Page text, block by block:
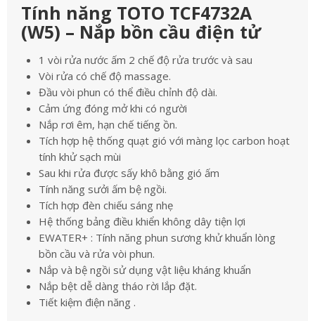
Tính năng TOTO TCF4732A
(W5) – Nắp bồn cầu điện tử
1 vòi rửa nước ấm 2 chế độ rửa trước và sau
Vòi rửa có chế độ massage.
Đầu vòi phun có thể điều chỉnh độ dài.
Cảm ứng đóng mở khi có người
Nắp rơi êm, hạn chế tiếng ồn.
Tích hợp hệ thống quạt gió với màng lọc carbon hoạt
tính khử sạch mùi
Sau khi rửa được sấy khô bằng gió ấm
Tính năng sưởi ấm bệ ngồi.
Tích hợp đèn chiếu sáng nhẹ
Hệ thống bảng điều khiển không dây tiện lợi
EWATER+ : Tính năng phun sương khử khuẩn lòng
bồn cầu và rửa vòi phun.
Nắp và bệ ngồi sử dụng vật liệu kháng khuẩn
Nắp bệt dễ dàng tháo rời lắp đặt.
Tiết kiệm điện năng .